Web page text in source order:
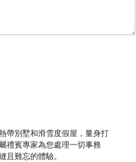
帶別墅和滑雪度假屋，量身打
禮賓專家為您處理一切事務
難忘的體驗。